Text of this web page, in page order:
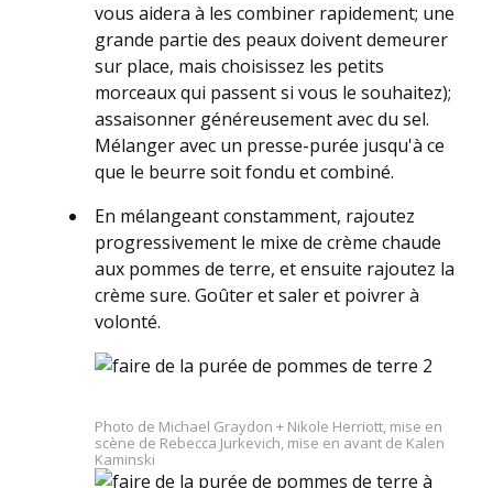
vous aidera à les combiner rapidement; une
grande partie des peaux doivent demeurer
sur place, mais choisissez les petits
morceaux qui passent si vous le souhaitez);
assaisonner généreusement avec du sel.
Mélanger avec un presse-purée jusqu'à ce
que le beurre soit fondu et combiné.
En mélangeant constamment, rajoutez
progressivement le mixe de crème chaude
aux pommes de terre, et ensuite rajoutez la
crème sure. Goûter et saler et poivrer à
volonté.
D
a
p
o
Photo de Michael Graydon + Nikole Herriott, mise en
scène de Rebecca Jurkevich, mise en avant de Kalen
Kaminski